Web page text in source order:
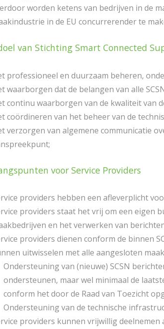
worden ketens van bedrijven in de
in de EU concurrerender te
van Stichting Smart Connected
professioneel en duurzaam beheren,
waarborgen dat de belangen van alle
continu waarborgen van de kwaliteit van
coördineren van het beheer van de
verzorgen van algemene communicatie
voor Service Providers
providers hebben een afleverplicht
providers staat het vrij om een eigen
en het verwerken van
providers dienen conform de binnen
uitwisselen met alle aangesloten
Ondersteuning van (nieuwe) SCSN
ondersteunen, maar wel minimaal de
conform het door de Raad van Toezicht
Ondersteuning van de technische
providers kunnen vrijwillig